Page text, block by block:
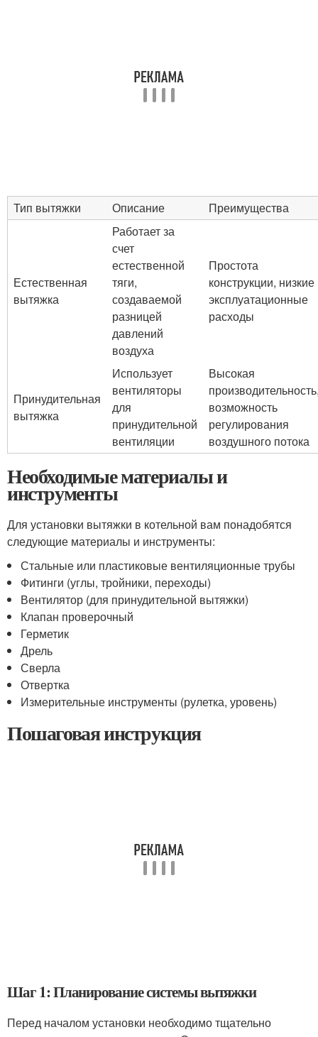
Тип вытяжки Описание Преимущества
Естественная
вытяжка
Работает за
счет
естественной
тяги,
создаваемой
разницей
давлений
воздуха
Простота
конструкции, низкие
эксплуатационные
расходы
Принудительная
вытяжка
Использует
вентиляторы
для
принудительной
вентиляции
Высокая
возможность
регулирования
воздушного потока
Необходимые материалы и
инструменты
Для установки вытяжки в котельной вам понадобятся
следующие материалы и инструменты:
Стальные или пластиковые вентиляционные трубы
Фитинги (углы, тройники, переходы)
Вентилятор (для принудительной вытяжки)
Клапан проверочный
Герметик
Дрель
Сверла
Отвертка
Измерительные инструменты (рулетка, уровень)
Пошаговая инструкция
Шаг 1: Планирование системы вытяжки
Перед началом установки необходимо тщательно